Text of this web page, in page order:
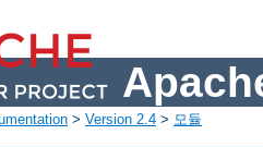
> Version 2.4 > 모듈